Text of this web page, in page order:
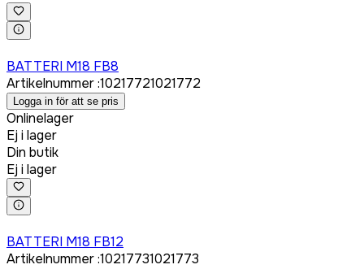
BATTERI M18 FB8
Artikelnummer:10217721021772
Logga in för att se pris
Onlinelager
Ej i lager
Din butik
Ej i lager
BATTERI M18 FB12
Artikelnummer:10217731021773